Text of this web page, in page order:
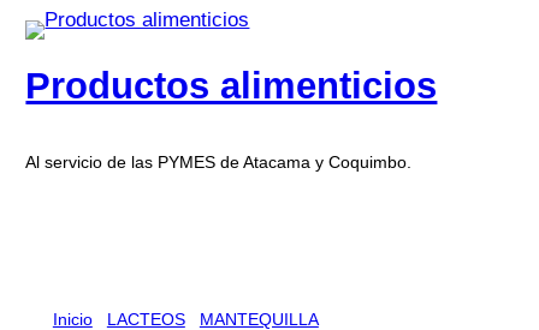
Productos alimenticios
Al servicio de las PYMES de Atacama y Coquimbo.
Inicio/ LACTEOS/ MANTEQUILLA/ MANTEQUILLA